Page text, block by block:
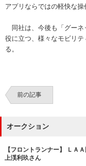
アプリならではの軽快な操
同社は、今後も「グーネ
役に立つ、様々なモビリ
る。
前の記事
オークション
【フロントランナー】 ＬＡ
上渓利玖さん